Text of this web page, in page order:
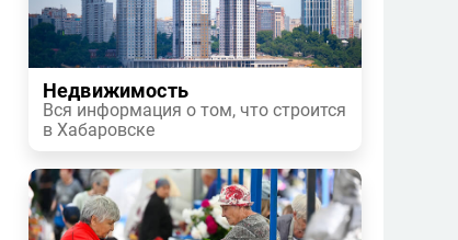
Недвижимость
Вся информация о том, что строится
в Хабаровске